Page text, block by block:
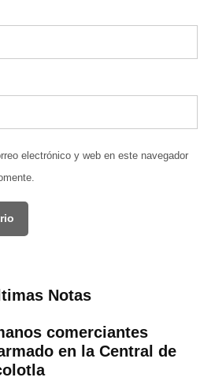
electrónico y web en este navegador
Notas
comerciantes
en la Central de